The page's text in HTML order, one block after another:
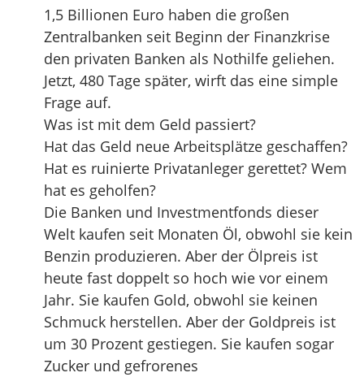
1,5 Billionen Euro haben die großen
Zentralbanken seit Beginn der Finanzkrise
den privaten Banken als Nothilfe geliehen.
Jetzt, 480 Tage später, wirft das eine simple
Frage auf.
Was ist mit dem Geld passiert?
Hat das Geld neue Arbeitsplätze geschaffen?
Hat es ruinierte Privatanleger gerettet? Wem
hat es geholfen?
Die Banken und Investmentfonds dieser
Welt kaufen seit Monaten Öl, obwohl sie kein
Benzin produzieren. Aber der Ölpreis ist
heute fast doppelt so hoch wie vor einem
Jahr. Sie kaufen Gold, obwohl sie keinen
Schmuck herstellen. Aber der Goldpreis ist
um 30 Prozent gestiegen. Sie kaufen sogar
Zucker und gefrorenes